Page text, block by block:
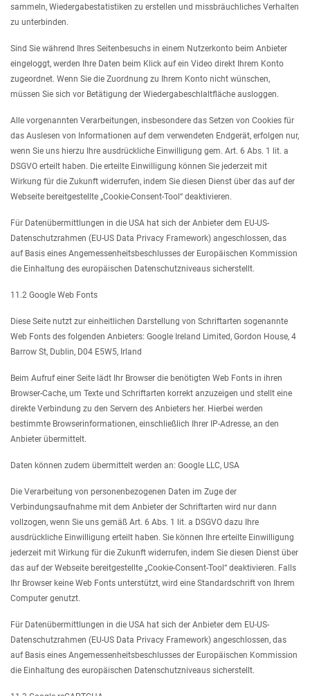
sammeln, Wiedergabestatistiken zu erstellen und missbräuchliches Verhalten
zu unterbinden.
Sind Sie während Ihres Seitenbesuchs in einem Nutzerkonto beim Anbieter
eingeloggt, werden Ihre Daten beim Klick auf ein Video direkt Ihrem Konto
zugeordnet. Wenn Sie die Zuordnung zu Ihrem Konto nicht wünschen,
müssen Sie sich vor Betätigung der Wiedergabeschlaltfläche ausloggen.
Alle vorgenannten Verarbeitungen, insbesondere das Setzen von Cookies für
das Auslesen von Informationen auf dem verwendeten Endgerät, erfolgen nur,
wenn Sie uns hierzu Ihre ausdrückliche Einwilligung gem. Art. 6 Abs. 1 lit. a
DSGVO erteilt haben. Die erteilte Einwilligung können Sie jederzeit mit
Wirkung für die Zukunft widerrufen, indem Sie diesen Dienst über das auf der
Webseite bereitgestellte „Cookie-Consent-Tool“ deaktivieren.
Für Datenübermittlungen in die USA hat sich der Anbieter dem EU-US-
Datenschutzrahmen (EU-US Data Privacy Framework) angeschlossen, das
auf Basis eines Angemessenheitsbeschlusses der Europäischen Kommission
die Einhaltung des europäischen Datenschutzniveaus sicherstellt.
11.2 Google Web Fonts
Diese Seite nutzt zur einheitlichen Darstellung von Schriftarten sogenannte
Web Fonts des folgenden Anbieters: Google Ireland Limited, Gordon House, 4
Barrow St, Dublin, D04 E5W5, Irland
Beim Aufruf einer Seite lädt Ihr Browser die benötigten Web Fonts in ihren
Browser-Cache, um Texte und Schriftarten korrekt anzuzeigen und stellt eine
direkte Verbindung zu den Servern des Anbieters her. Hierbei werden
bestimmte Browserinformationen, einschließlich Ihrer IP-Adresse, an den
Anbieter übermittelt.
Daten können zudem übermittelt werden an: Google LLC, USA
Die Verarbeitung von personenbezogenen Daten im Zuge der
Verbindungsaufnahme mit dem Anbieter der Schriftarten wird nur dann
vollzogen, wenn Sie uns gemäß Art. 6 Abs. 1 lit. a DSGVO dazu Ihre
ausdrückliche Einwilligung erteilt haben. Sie können Ihre erteilte Einwilligung
jederzeit mit Wirkung für die Zukunft widerrufen, indem Sie diesen Dienst über
das auf der Webseite bereitgestellte „Cookie-Consent-Tool“ deaktivieren. Falls
Ihr Browser keine Web Fonts unterstützt, wird eine Standardschrift von Ihrem
Computer genutzt.
Für Datenübermittlungen in die USA hat sich der Anbieter dem EU-US-
Datenschutzrahmen (EU-US Data Privacy Framework) angeschlossen, das
auf Basis eines Angemessenheitsbeschlusses der Europäischen Kommission
die Einhaltung des europäischen Datenschutzniveaus sicherstellt.